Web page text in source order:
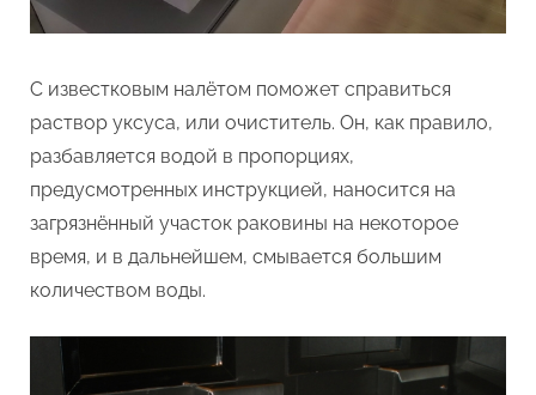
С известковым налётом поможет справиться
раствор уксуса, или очиститель. Он, как правило,
разбавляется водой в пропорциях,
предусмотренных инструкцией, наносится на
загрязнённый участок раковины на некоторое
время, и в дальнейшем, смывается большим
количеством воды.